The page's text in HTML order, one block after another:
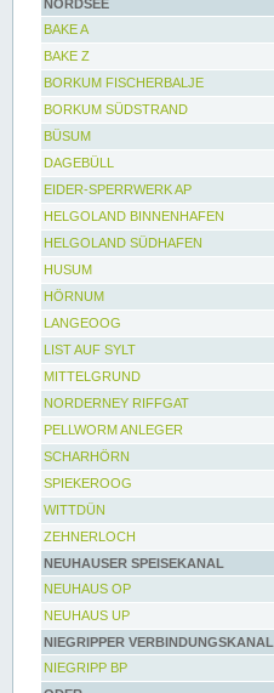
NORDSEE
BAKE A
BAKE Z
BORKUM FISCHERBALJE
BORKUM SÜDSTRAND
BÜSUM
DAGEBÜLL
EIDER-SPERRWERK AP
HELGOLAND BINNENHAFEN
HELGOLAND SÜDHAFEN
HUSUM
HÖRNUM
LANGEOOG
LIST AUF SYLT
MITTELGRUND
NORDERNEY RIFFGAT
PELLWORM ANLEGER
SCHARHÖRN
SPIEKEROOG
WITTDÜN
ZEHNERLOCH
NEUHAUSER SPEISEKANAL
NEUHAUS OP
NEUHAUS UP
NIEGRIPPER VERBINDUNGSKANAL
NIEGRIPP BP